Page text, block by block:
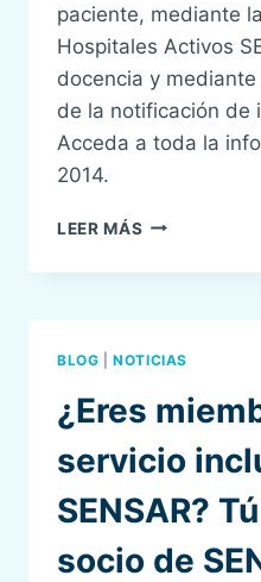
paciente, mediante
Hospitales Activos
docencia y
de la notificación de
Acceda a toda la
2014.
LEER MÁS BOLETÍN
BLOG |NOTICIAS
¿Eres
servicio
SENSAR?
socio de